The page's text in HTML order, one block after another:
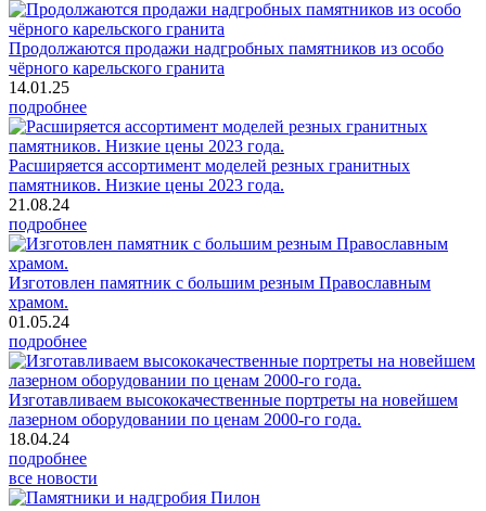
Продолжаются продажи надгробных памятников из особо
чёрного карельского гранита
14.01.25
подробнее
Расширяется ассортимент моделей резных гранитных
памятников. Низкие цены 2023 года.
21.08.24
подробнее
Изготовлен памятник с большим резным Православным
храмом.
01.05.24
подробнее
Изготавливаем высококачественные портреты на новейшем
лазерном оборудовании по ценам 2000-го года.
18.04.24
подробнее
все новости